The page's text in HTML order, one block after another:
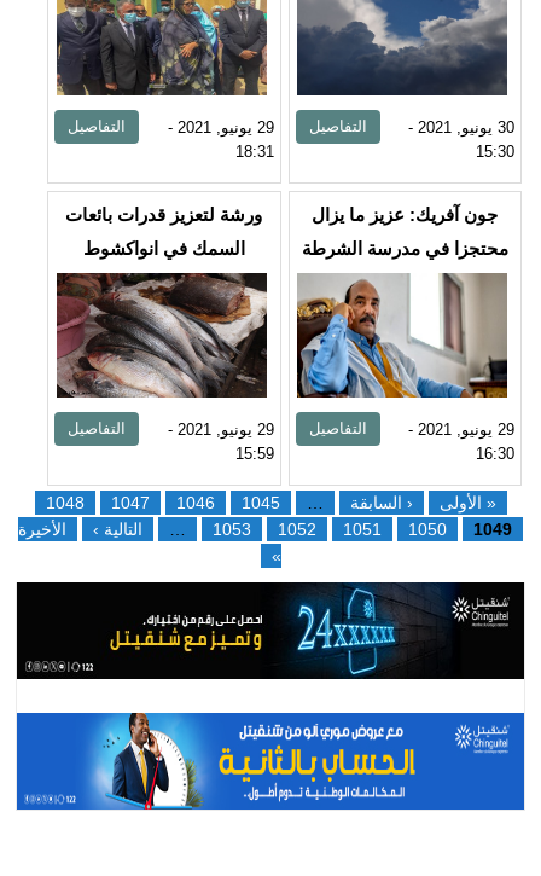
التفاصيل
30 يونيو, 2021 -
15:30
التفاصيل
29 يونيو, 2021 -
18:31
جون آفريك: عزيز ما يزال
محتجزا في مدرسة الشرطة
التفاصيل
29 يونيو, 2021 -
16:30
ورشة لتعزيز قدرات بائعات
السمك في انواكشوط
التفاصيل
29 يونيو, 2021 -
15:59
« الأولى ‹ السابقة …
1045
1046
1047
1048
1049
1050
1051
1052
1053
… التالية ›
الأخيرة
»